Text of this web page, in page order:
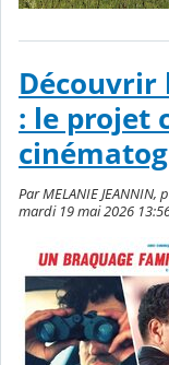
Découvrir
: le projet
Par MELANIE
mardi 19 mai 2026